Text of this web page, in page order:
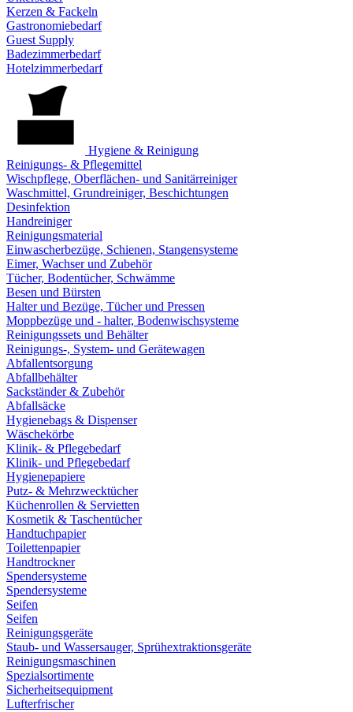
Kerzen & Fackeln
Gastronomiebedarf
Guest Supply
Badezimmerbedarf
Hotelzimmerbedarf
Hygiene & Reinigung
Reinigungs- & Pflegemittel
Wischpflege, Oberflächen- und Sanitärreiniger
Waschmittel, Grundreiniger, Beschichtungen
Desinfektion
Handreiniger
Reinigungsmaterial
Einwascherbezüge, Schienen, Stangensysteme
Eimer, Wachser und Zubehör
Tücher, Bodentücher, Schwämme
Besen und Bürsten
Halter und Bezüge, Tücher und Pressen
Moppbezüge und - halter, Bodenwischsysteme
Reinigungssets und Behälter
Reinigungs-, System- und Gerätewagen
Abfallentsorgung
Abfallbehälter
Sackständer & Zubehör
Abfallsäcke
Hygienebags & Dispenser
Wäschekörbe
Klinik- & Pflegebedarf
Klinik- und Pflegebedarf
Hygienepapiere
Putz- & Mehrzwecktücher
Küchenrollen & Servietten
Kosmetik & Taschentücher
Handtuchpapier
Toilettenpapier
Handtrockner
Spendersysteme
Spendersysteme
Seifen
Seifen
Reinigungsgeräte
Staub- und Wassersauger, Sprühextraktionsgeräte
Reinigungsmaschinen
Spezialsortimente
Sicherheitsequipment
Lufterfrischer